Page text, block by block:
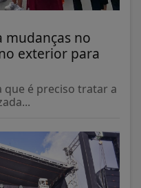
mudanças no
exterior para
que é preciso tratar a